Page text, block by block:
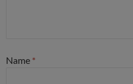
Name *